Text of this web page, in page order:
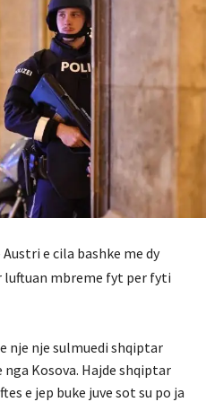
e cila bashke me dy
luftuan mbreme fyt per fyti
nje nje sulmuedi shqiptar
Kosova. Hajde shqiptar
e jep buke juve sot su po ja